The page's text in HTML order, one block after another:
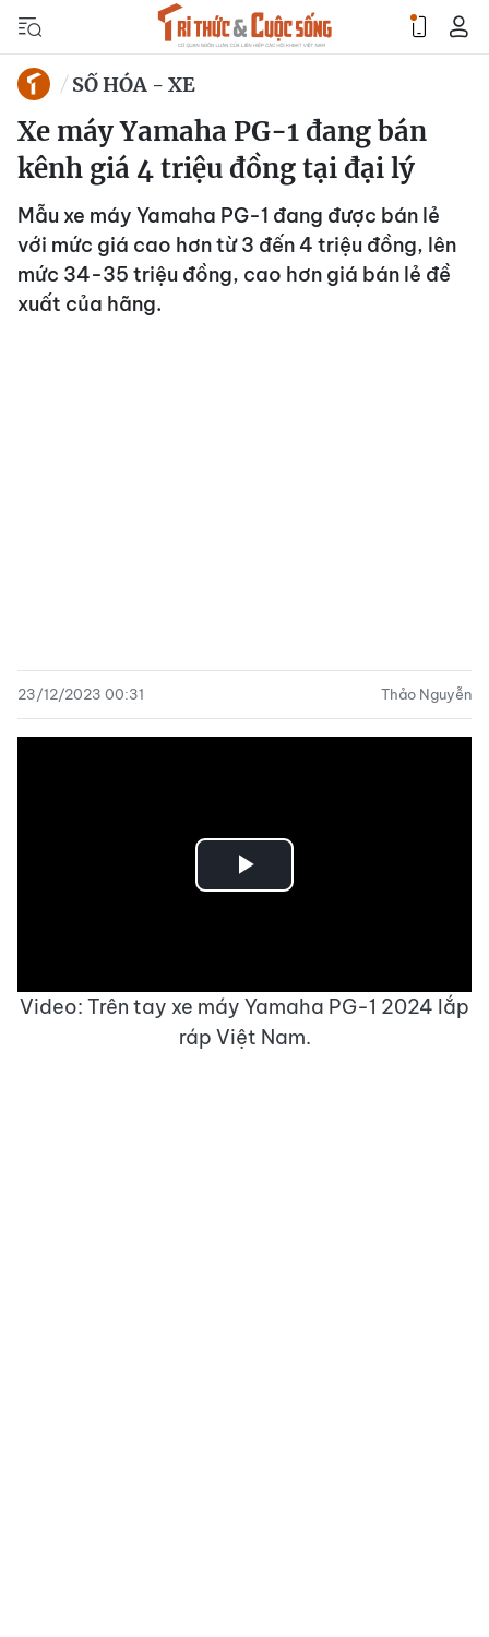
SỐ HÓA - XE
Xe máy Yamaha PG-1 đang bán
kênh giá 4 triệu đồng tại đại lý
Mẫu xe máy Yamaha PG-1 đang được bán lẻ
với mức giá cao hơn từ 3 đến 4 triệu đồng, lên
mức 34-35 triệu đồng, cao hơn giá bán lẻ đề
xuất của hãng.
23/12/2023 00:31 Thảo Nguyễn
Play
Video: Trên tay xe máy Yamaha PG-1 2024 lắp
ráp Việt Nam.